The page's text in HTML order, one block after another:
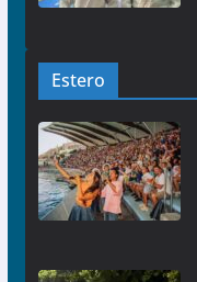
Estero